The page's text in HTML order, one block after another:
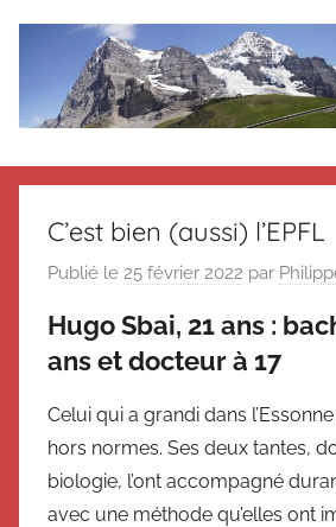
Le
blog
de
Suisse
Magazine
Suisse
Suisse
C’est bien (aussi) l’EPFL
Publié le 25 février 2022 par
Hugo Sbai, 21 ans :
ans et docteur à 17
Celui qui a grandi dans
hors normes. Ses deux tantes,
biologie, l’ont accompagné
avec une méthode qu’elles ont